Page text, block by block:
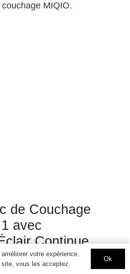
MIQIO.
de Couchage
avec
Continue
Sac devotre expérience.
vous les acceptez.
Ok